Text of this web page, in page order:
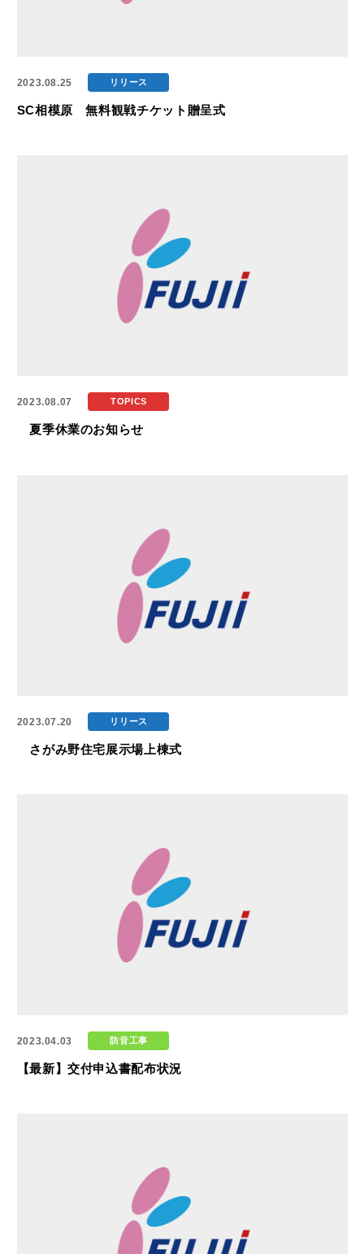
2023.08.25 リリース
SC相模原 無料観戦チケット贈呈式
2023.08.07 TOPICS
夏季休業のお知らせ
2023.07.20 リリース
さがみ野住宅展示場上棟式
2023.04.03 防音工事
【最新】交付申込書配布状況